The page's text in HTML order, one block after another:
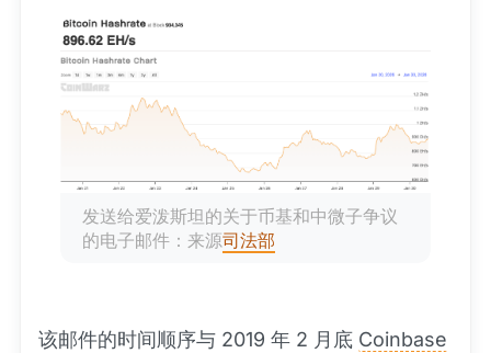
发送给爱泼斯坦的关于币基和中微子争议
的电子邮件：来源司法部
该邮件的时间顺序与 2019 年 2 月底 Coinbase